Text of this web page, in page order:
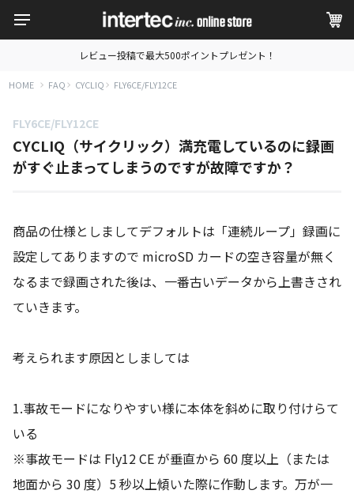
レビュー投稿で最大500ポイントプレゼント！
HOME FAQ CYCLIQ FLY6CE/FLY12CE
FLY6CE/FLY12CE
CYCLIQ（サイクリック）満充電しているのに録画
がすぐ止まってしまうのですが故障ですか？
商品の仕様としましてデフォルトは「連続ループ」録画に
設定してありますので microSD カードの空き容量が無く
なるまで録画された後は、一番古いデータから上書きされ
ていきます。
考えられます原因としましては
1.事故モードになりやすい様に本体を斜めに取り付けらて
いる
※事故モードは Fly12 CE が垂直から 60 度以上（または
地面から 30 度）5 秒以上傾いた際に作動します。万が一